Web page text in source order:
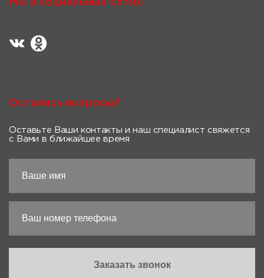
Мы в социальных сетях:
Остались вопросы?
Оставьте Ваши контакты и наш специалист свяжется
с Вами в ближайшее время